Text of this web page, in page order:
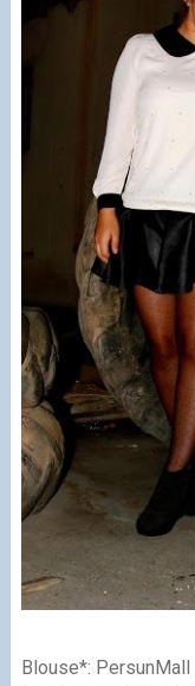
Blouse*: